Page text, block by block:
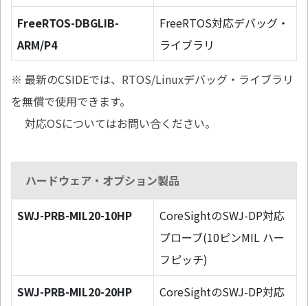
FreeRTOS-DBGLIB-
ARM/P4
FreeRTOS対応デバッグ・
ライブラリ
※ 最新のCSIDEでは、RTOS/Linuxデバッグ・ライブラリ
を無償で使用できます。
対応OSについてはお問い合ください。
ハードウェア・オプション製品
SWJ-PRB-MIL20-10HP
CoreSightのSWJ-DP対応
プローブ(10ピンMIL ハー
フピッチ)
SWJ-PRB-MIL20-20HP
CoreSightのSWJ-DP対応